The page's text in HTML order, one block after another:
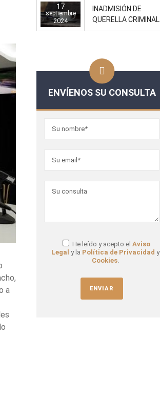
a
17
septiembre
2024
INADMISIÓN DE
QUERELLA CRIMINAL
ENVÍENOS SU CONSULTA
He leído y acepto el Aviso
Legal y la Política de Privacidad y
Cookies.